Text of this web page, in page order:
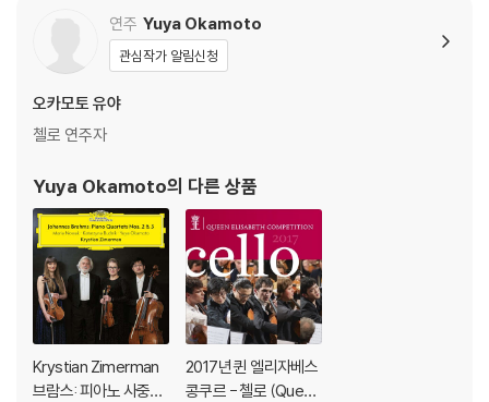
연주 Yuya Okamoto
관심작가 알림신청
오카모토 유야
첼로 연주자
Yuya Okamoto의 다른 상품
Krystian Zimerman
브람스: 피아노 사중주
2017년 퀸 엘리자베스
콩쿠르 - 첼로 (Queen